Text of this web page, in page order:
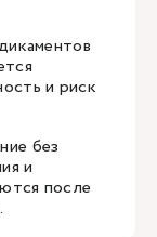
и риск
без
и
после